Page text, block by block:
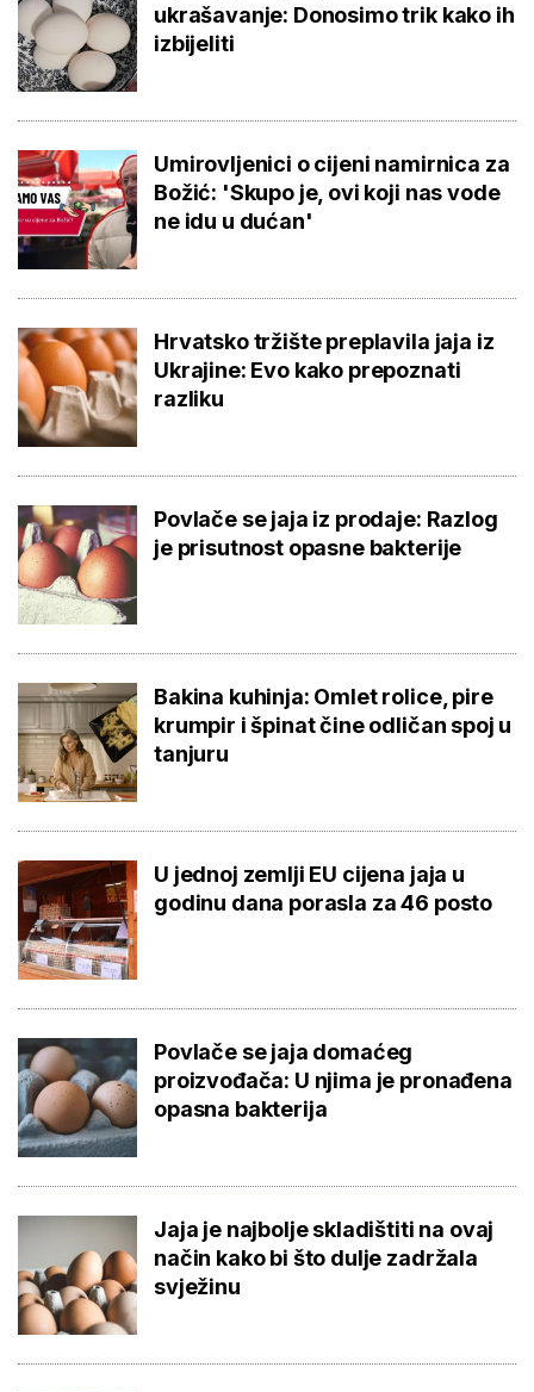
ukrašavanje: Donosimo trik kako ih
izbijeliti
Umirovljenici o cijeni namirnica za
Božić: 'Skupo je, ovi koji nas vode
ne idu u dućan'
Hrvatsko tržište preplavila jaja iz
Ukrajine: Evo kako prepoznati
razliku
Povlače se jaja iz prodaje: Razlog
je prisutnost opasne bakterije
Bakina kuhinja: Omlet rolice, pire
krumpir i špinat čine odličan spoj u
tanjuru
U jednoj zemlji EU cijena jaja u
godinu dana porasla za 46 posto
Povlače se jaja domaćeg
proizvođača: U njima je pronađena
opasna bakterija
Jaja je najbolje skladištiti na ovaj
način kako bi što dulje zadržala
svježinu